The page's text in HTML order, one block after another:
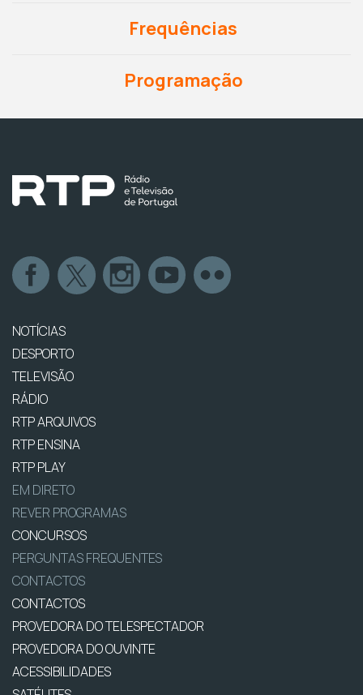
Frequências
Programação
NOTÍCIAS
DESPORTO
TELEVISÃO
RÁDIO
RTP ARQUIVOS
RTP ENSINA
RTP PLAY
EM DIRETO
REVER PROGRAMAS
CONCURSOS
PERGUNTAS FREQUENTES
CONTACTOS
CONTACTOS
PROVEDORA DO TELESPECTADOR
PROVEDORA DO OUVINTE
ACESSIBILIDADES